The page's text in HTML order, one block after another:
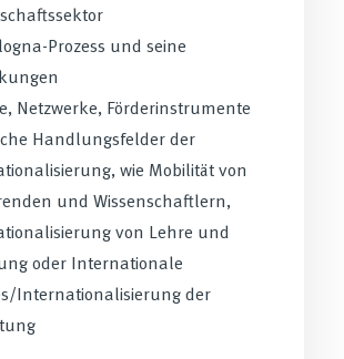
Prozess und seine
Netzwerke, Förderinstrumente
Handlungsfelder der
wie Mobilität von
und Wissenschaftlern,
von Lehre und
oder Internationale
Internationalisierung der